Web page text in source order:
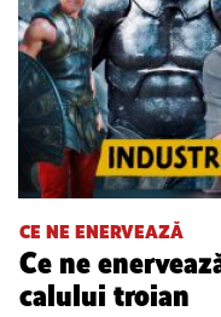
CE NE ENERVEAZĂ
Ce ne
calului troian